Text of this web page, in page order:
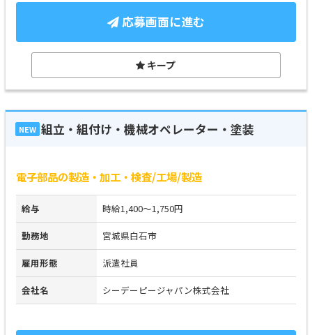
応募画面に進む
キープ
NEW 組立・組付け・機械オペレーター・塗装
電子部品の製造・加工・検査/工場/製造
給与 時給1,400～1,750円
勤務地 宮城県白石市
雇用形態 派遣社員
会社名 シーデーピージャパン株式会社